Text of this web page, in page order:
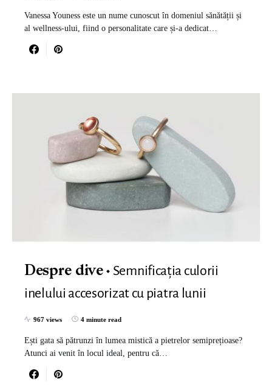
Vanessa Youness este un nume cunoscut în domeniul sănătății și
al wellness-ului, fiind o personalitate care și-a dedicat…
Despre dive
Semnificația culorii
inelului accesorizat cu piatra lunii
967 views 4 minute read
Ești gata să pătrunzi în lumea mistică a pietrelor semiprețioase?
Atunci ai venit în locul ideal, pentru că…